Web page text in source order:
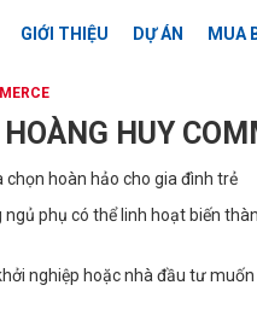
GIỚI THIỆU DỰ ÁN MUA
HUY
chọn hoàn hảo cho gia đình trẻ
phụ có thể linh hoạt biến
nghiệp hoặc nhà đầu tư